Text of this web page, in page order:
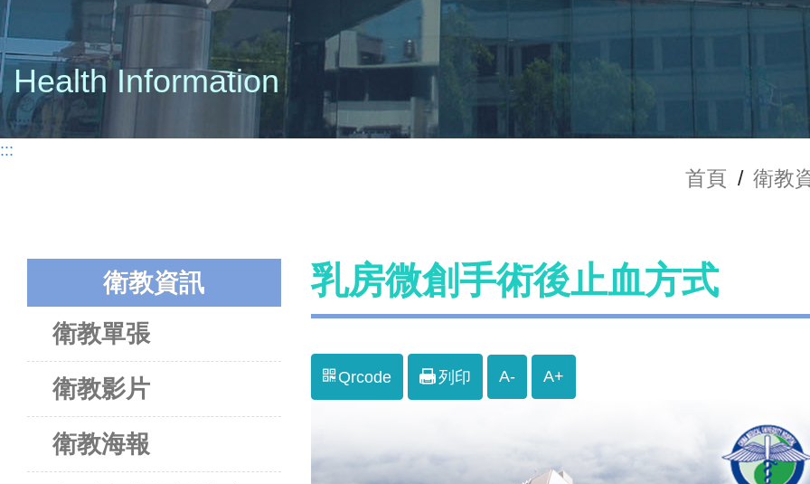
Health Information
:::
首頁 / 衛教
衛教資訊
衛教單張
衛教影片
衛教海報
乳房微創手術後止血方式
Qrcode 列印 A- A+